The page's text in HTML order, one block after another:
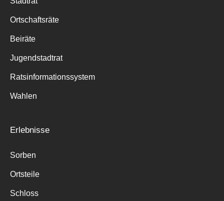
Ortschaftsräte
Beiräte
Jugendstadtrat
Ratsinformationssystem
Wahlen
Erlebnisse
Sorben
Ortsteile
Schloss